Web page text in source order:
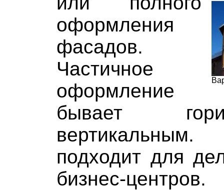
оформления
фасадов.
Частичное
оформление
бывает
подходит для
бизнес-центров.